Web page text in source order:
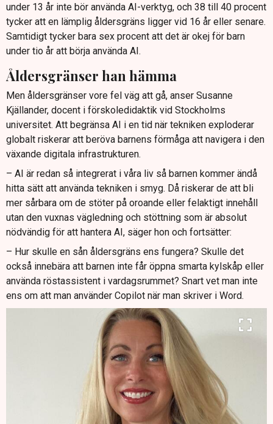
under 13 år inte bör använda AI-verktyg, och 38 till 40 procent
tycker att en lämplig åldersgräns ligger vid 16 år eller senare.
Samtidigt tycker bara sex procent att det är okej för barn
under tio år att börja använda AI.
Åldersgränser han hämma
Men åldersgränser vore fel väg att gå, anser Susanne
Kjällander, docent i förskoledidaktik vid Stockholms
universitet. Att begränsa AI i en tid när tekniken exploderar
globalt riskerar att beröva barnens förmåga att navigera i den
växande digitala infrastrukturen.
– AI är redan så integrerat i våra liv så barnen kommer ändå
hitta sätt att använda tekniken i smyg. Då riskerar de att bli
mer sårbara om de stöter på oroande eller felaktigt innehåll
utan den vuxnas vägledning och stöttning som är absolut
nödvändig för att hantera AI, säger hon och fortsätter:
– Hur skulle en sån åldersgräns ens fungera? Skulle det
också innebära att barnen inte får öppna smarta kylskåp eller
använda röstassistent i vardagsrummet? Snart vet man inte
ens om att man använder Copilot när man skriver i Word.